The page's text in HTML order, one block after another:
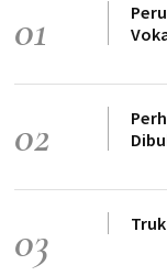
01
02
03